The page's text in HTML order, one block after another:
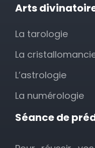
Arts
La tarologie
La
L’astrologie
La numérologie
Séance de